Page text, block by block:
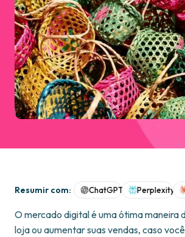
Resumir com: ChatGPT Perplexity
O mercado digital é uma ótima maneira
loja ou aumentar suas vendas, caso